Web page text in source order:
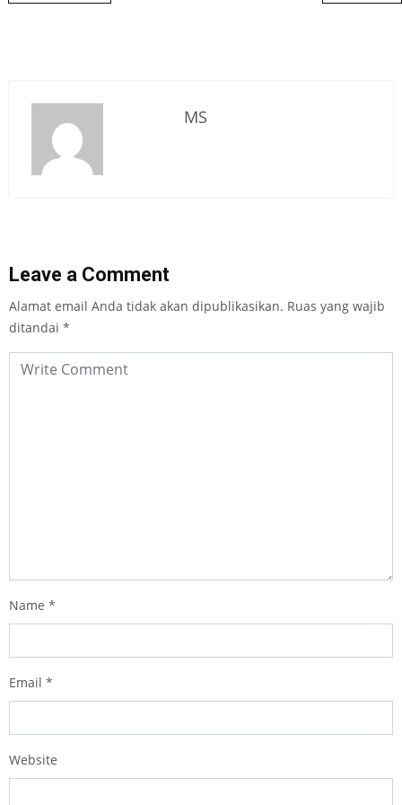
MS
Leave a Comment
Alamat email Anda tidak akan dipublikasikan. Ruas yang wajib
ditandai *
Name *
Email *
Website